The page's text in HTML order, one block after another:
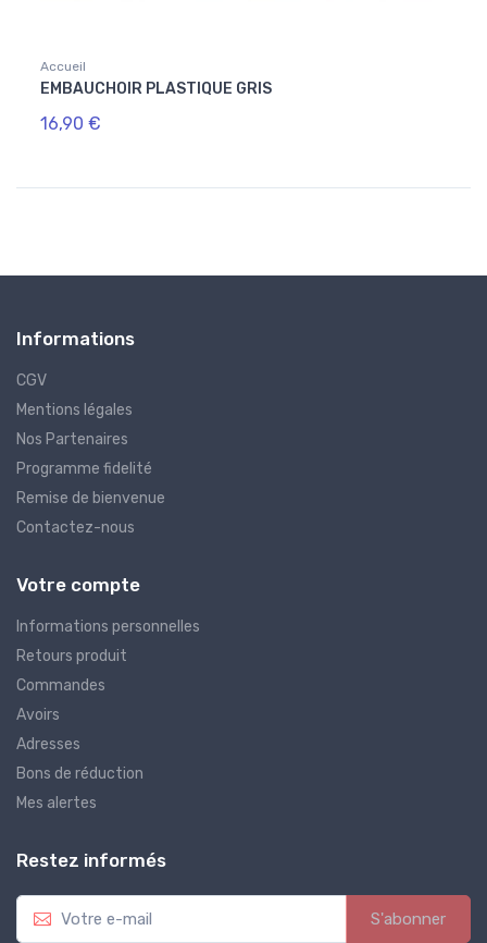
Accueil
EMBAUCHOIR PLASTIQUE GRIS
16,90 €
Informations
CGV
Mentions légales
Nos Partenaires
Programme fidelité
Remise de bienvenue
Contactez-nous
Votre compte
Informations personnelles
Retours produit
Commandes
Avoirs
Adresses
Bons de réduction
Mes alertes
Restez informés
S'abonner